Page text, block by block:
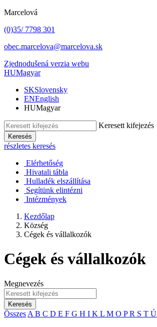
Marcelová
(0)35/ 7798 301
obec.marcelova@marcelova.sk
Zjednodušená verzia webu
HUMagyar
SKSlovensky
ENEnglish
HUMagyar
Keresett kifejezés
Keresés
részletes keresés
Elérhetőség
Hivatali tábla
Hulladék elszállítása
Segítünk elintézni
Intézmények
Kezdőlap
Község
Cégek és vállalkozók
Cégek és vállalkozók
Megnevezés
Keresés
Összes A B C D E F G H I K L M O PR S T Ú